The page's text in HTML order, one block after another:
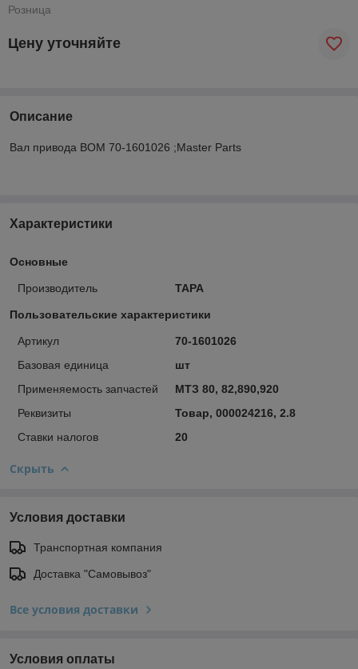
Розница
Цену уточняйте
Описание
Вал привода ВОМ 70-1601026 ;Master Parts
Характеристики
Основные
Производитель ТАРА
Пользовательские характеристики
Артикул
70-1601026
Базовая единица
шт
Применяемость запчастей
МТЗ 80, 82,890,920
Реквизиты
Товар, 000024216, 2.8
Ставки налогов
20
Скрыть
Условия доставки
Транспортная компания
Доставка "Самовывоз"
Все условия доставки
Условия оплаты